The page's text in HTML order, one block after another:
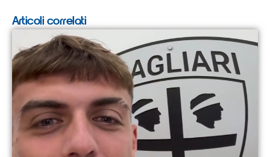
Articoli correlati